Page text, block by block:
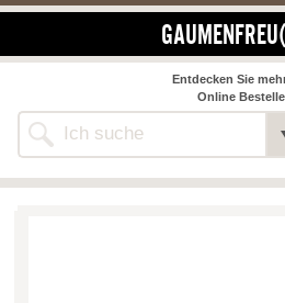
Entdecken Sie
Online
NAHVERSORGER
>> Bauernmarkt <<
Bäckerei-Konditorei-Café